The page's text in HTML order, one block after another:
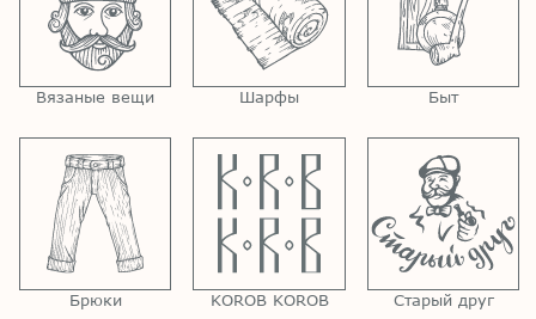
Вязаные вещи Шарфы Быт
Брюки KOROB KOROB Старый друг